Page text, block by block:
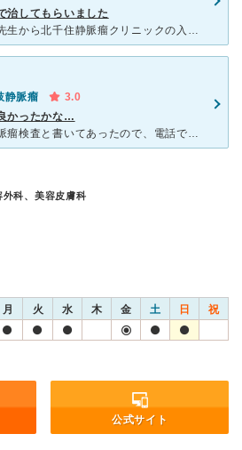
治してもらいました
草加の市民病院の内科の先生から北千住静脈瘤クリニックの入谷先生の紹介状を書いて頂いて入谷先生を紹介して頂き、下肢静脈瘤の手術を受けました。先生と看護婦さんが下肢静脈瘤について、とてもわかりやすく説明し
静脈瘤
3.0
かったかな…
ホームページに無料の静脈瘤検査と書いてあったので、電話で予約して行きましたが、3000円くらい取られました…。 受付の方も、看護師さんも、感じが良いわけではなく、機嫌が悪そう…と感じました。
科、美容皮膚科
月 火 水 木 金 土 日 祝
公式サイト